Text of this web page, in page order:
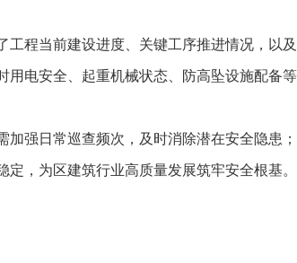
程当前建设进度、关键工序推进情况，以
电安全、起重机械状态、防高坠设施配备
强日常巡查频次，及时消除潜在安全隐患
，为区建筑行业高质量发展筑牢安全根基。